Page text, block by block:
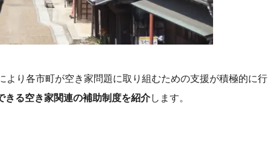
り各市町が空き家問題に取り組むための支援が積極的に行
きる空き家関連の補助制度を紹介します。